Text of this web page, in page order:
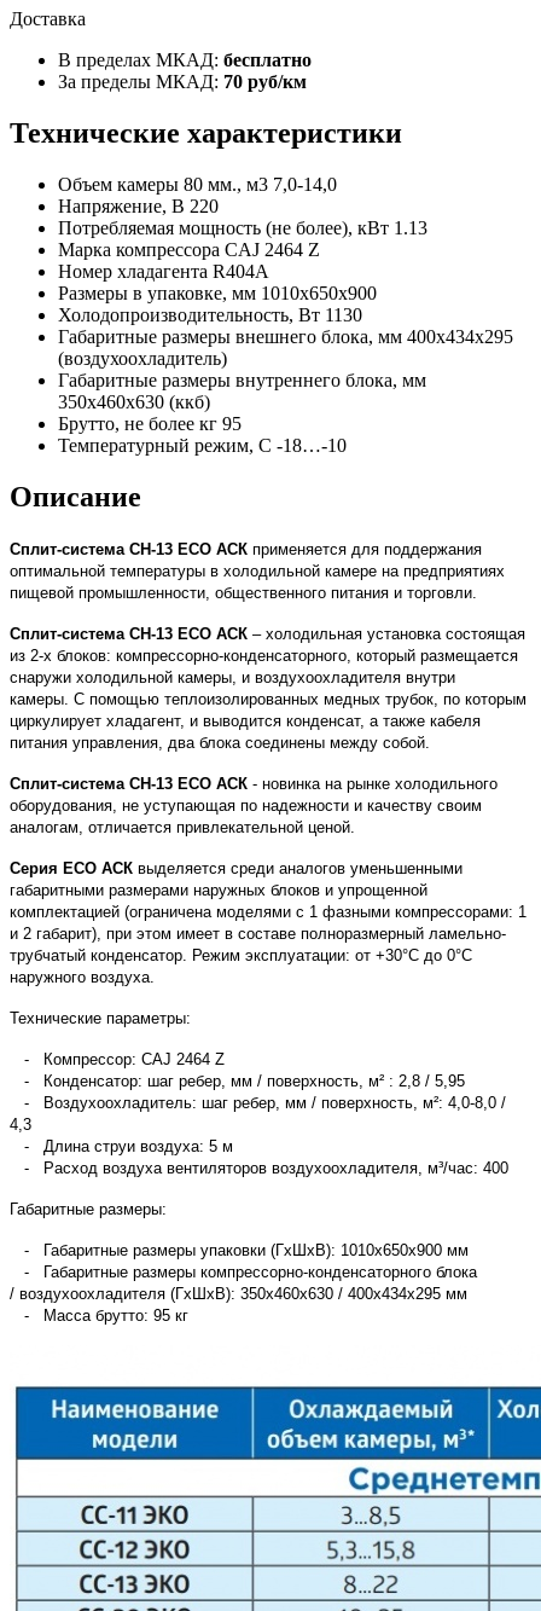
Доставка
В пределах МКАД: бесплатно
За пределы МКАД: 70 руб/км
Технические характеристики
Объем камеры 80 мм., м3 7,0-14,0
Напряжение, В 220
Потребляемая мощность (не более), кВт 1.13
Марка компрессора CAJ 2464 Z
Номер хладагента R404A
Размеры в упаковке, мм 1010х650х900
Холодопроизводительность, Вт 1130
Габаритные размеры внешнего блока, мм 400х434х295
(воздухоохладитель)
Габаритные размеры внутреннего блока, мм
350х460х630 (ккб)
Брутто, не более кг 95
Температурный режим, С -18…-10
Описание
Сплит-система СН-13 ECO АСК применяется для поддержания
оптимальной температуры в холодильной камере на предприятиях
пищевой промышленности, общественного питания и торговли.
Сплит-система СН-13 ECO АСК – холодильная установка состоящая
из 2-х блоков: компрессорно-конденсаторного, который размещается
снаружи холодильной камеры, и воздухоохладителя внутри
камеры. С помощью теплоизолированных медных трубок, по которым
циркулирует хладагент, и выводится конденсат, а также кабеля
питания управления, два блока соединены между собой.
Сплит-система СН-13 ECO АСК - новинка на рынке холодильного
оборудования, не уступающая по надежности и качеству своим
аналогам, отличается привлекательной ценой.
Серия ECO АСК выделяется среди аналогов уменьшенными
габаритными размерами наружных блоков и упрощенной
комплектацией (ограничена моделями с 1 фазными компрессорами: 1
и 2 габарит), при этом имеет в составе полноразмерный ламельно-
трубчатый конденсатор. Режим эксплуатации: от +30°С до 0°С
наружного воздуха.
Технические параметры:
- Компрессор: CAJ 2464 Z
- Конденсатор: шаг ребер, мм / поверхность, м² : 2,8 / 5,95
- Воздухоохладитель: шаг ребер, мм / поверхность, м²: 4,0-8,0 /
4,3
- Длина струи воздуха: 5 м
- Расход воздуха вентиляторов воздухоохладителя, м³/час: 400
Габаритные размеры:
- Габаритные размеры упаковки (ГхШхВ): 1010х650х900 мм
- Габаритные размеры компрессорно-конденсаторного блока
/ воздухоохладителя (ГхШхВ): 350х460х630 / 400х434х295 мм
- Масса брутто: 95 кг